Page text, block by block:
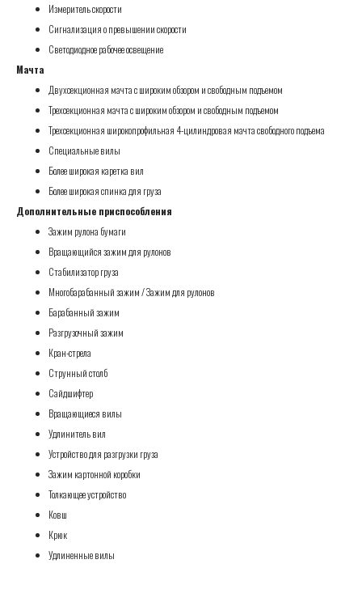
Измеритель скорости
Сигнализация о превышении скорости
Светодиодное рабочее освещение
Мачта
Двухсекционная мачта с широким обзором и свободным подъемом
Трехсекционная мачта с широким обзором и свободным подъемом
Трехсекционная широкопрофильная 4-цилиндровая мачта свободного подъема
Специальные вилы
Более широкая каретка вил
Более широкая спинка для груза
Дополнительные приспособления
Зажим рулона бумаги
Вращающийся зажим для рулонов
Стабилизатор груза
Многобарабанный зажим / Зажим для рулонов
Барабанный зажим
Разгрузочный зажим
Кран-стрела
Струнный столб
Сайдшифтер
Вращающиеся вилы
Удлинитель вил
Устройство для разгрузки груза
Зажим картонной коробки
Толкающее устройство
Ковш
Крюк
Удлиненные вилы